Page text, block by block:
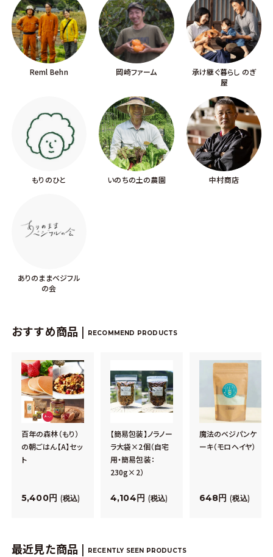
Reml Behn 岡崎ファーム
承け継ぐ暮らし のぎ
屋
もりのひと いのちの土の農園 中村商店
ありのままベジフル
の会
おすすめ商品 | RECOMMEND PRODUCTS
百年の森林（もり）
の朝ごはん【A】セッ
ト
5,400 税込
【簡易包装】ノラノー
ラ大袋×2個（自宅
用・簡易包装：
230g×2）
4,104 税込
魔法のベジパンケ
ーキ（モロヘイヤ）
648 税込
最近見た商品 | RECENTLY SEEN PRODUCTS